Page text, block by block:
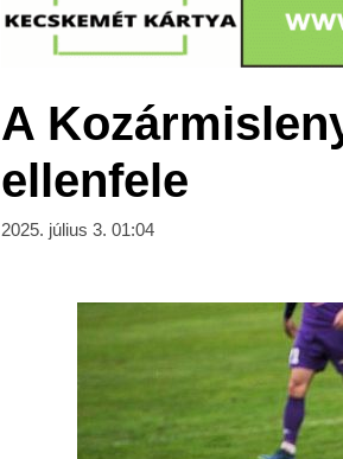
A
ellenfele
2025. július 3. 01:04